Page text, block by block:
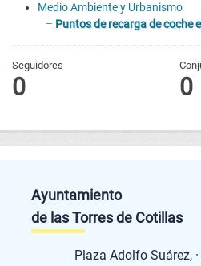
Medio Ambiente y Urbanismo
Puntos de recarga de coche
Seguidores
0 0
Ayuntamiento
de las Torres de Cotillas
Plaza Adolfo